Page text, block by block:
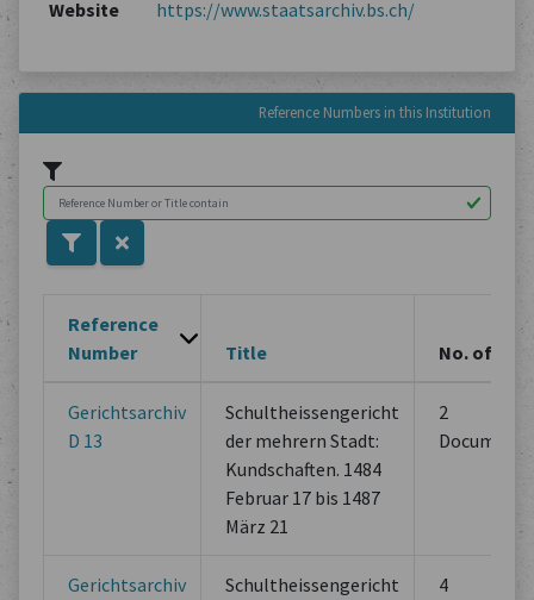
Website
https://www.staatsarchiv.bs.ch/
Reference Numbers in this Institution
Reference
Number
Title No. of
Gerichtsarchiv
D 13
Schultheissengericht
der mehrern Stadt:
Kundschaften. 1484
Februar 17 bis 1487
März 21
2
Documents
Gerichtsarchiv
Schultheissengericht
4